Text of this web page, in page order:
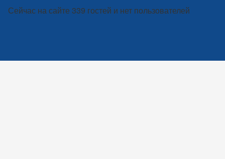
Сейчас на сайте 339 гостей и нет пользователей